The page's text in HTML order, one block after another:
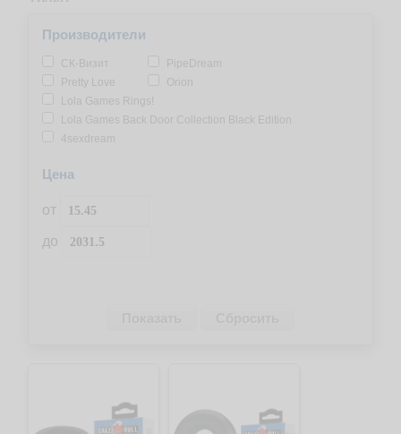
Производители
СК-Визит
Pretty Love
PipeDream
Orion
Lola Games Rings!
Lola Games Back Door Collection Black Edition
4sexdream
Цена
от
до